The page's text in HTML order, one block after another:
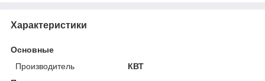
Характеристики
Основные
Производитель
КВТ